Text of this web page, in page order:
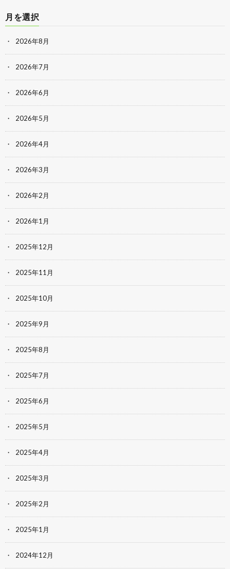
月を選択
2026年8月
2026年7月
2026年6月
2026年5月
2026年4月
2026年3月
2026年2月
2026年1月
2025年12月
2025年11月
2025年10月
2025年9月
2025年8月
2025年7月
2025年6月
2025年5月
2025年4月
2025年3月
2025年2月
2025年1月
2024年12月